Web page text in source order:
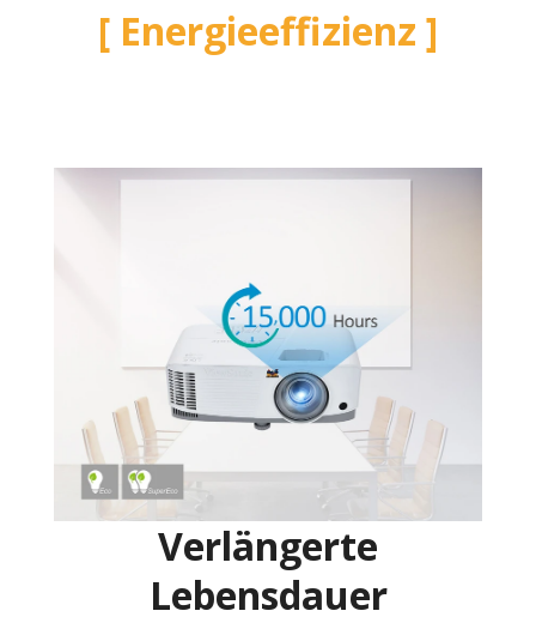
Energieeffizienz
Verlängerte
Lebensdauer